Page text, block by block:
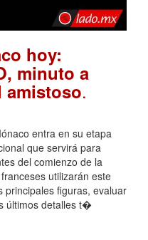
hoy:
minuto a
amistoso.
entra en su etapa
que servirá para
del comienzo de la
utilizarán este
principales figuras, evaluar
últimos detalles t�